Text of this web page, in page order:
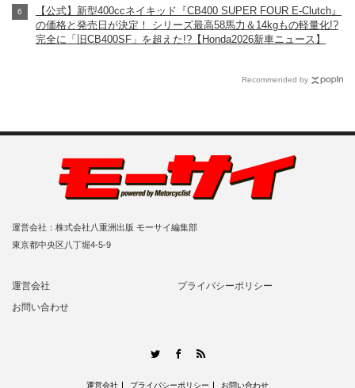
【公式】新型400ccネイキッド『CB400 SUPER FOUR E-Clutch』
の価格と発売日が決定！ シリーズ最高58馬力＆14kgもの軽量化!?
完全に「旧CB400SF」を超えた!?【Honda2026新車ニュース】
Recommended by
運営会社：株式会社八重洲出版 モーサイ編集部
東京都中央区八丁堀4-5-9
運営会社
プライバシーポリシー
お問い合わせ
TwitterFacebook
運営会社 プライバシーポリシー お問い合わせ